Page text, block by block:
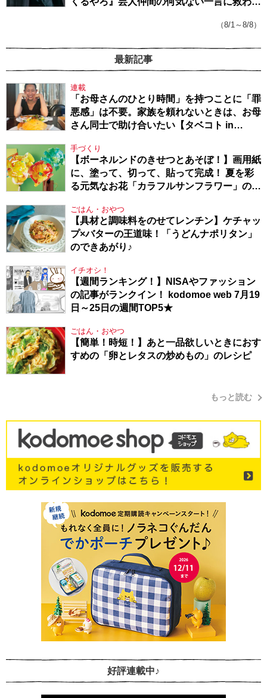
（8/1～8/8）
最新記事
連載
「お母さんのひとり時間」を持つことに「罪
悪感」は不要。家族を頼れないときは、お母
さん同士で助け合いたい【タベコト in
手づくり
【ボーネルンドのきせつとあそぼ！】画用紙
に、塗って、切って、貼って完成！ 夏を彩
る元気なお花「カラフルサンフラワー」の作
ごはん・おやつ
【具材と調味料をのせてレンチン】ケチャッ
プ×バターの王道味！「うどんナポリタン」
のできあがり♪
イチオシ！
【週間ランキング！】NISAやファッション
の記事がランクイン！ kodomoe web 7月19
日～25日の週間TOP5★
ごはん・おやつ
【簡単！時短！】あと一品欲しいときにおす
すめの「卵とレタスの炒めもの」のレシピ
もっと読む
好評連載中♪